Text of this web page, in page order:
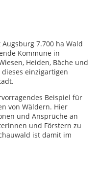
7.700 ha Wald
Kommune in
Heiden, Bäche und
einzigartigen
Beispiel für
von Wäldern. Hier
und Ansprüche an
und Förstern zu
ist damit im